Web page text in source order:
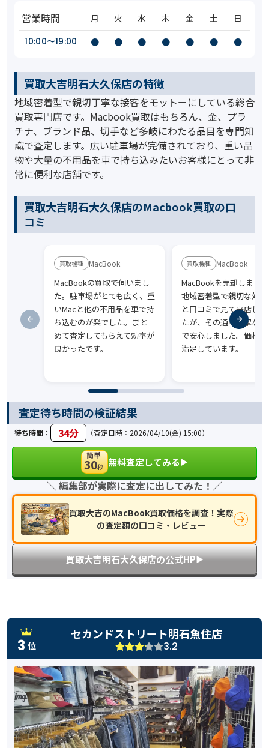
営業時間 月 火 水 木 金 土
日
10:00〜19:00
● ● ● ● ● ● ●
買取大吉明石大久保店の特徴
地域密着型で親切丁寧な接客をモットーにしている総合
買取専門店です。Macbook買取はもちろん、金、プラ
チナ、ブランド品、切手など多岐にわたる品目を専門知
識で査定します。広い駐車場が完備されており、重い品
物や大量の不用品を車で持ち込みたいお客様にとって非
常に便利な店舗です。
買取大吉明石大久保店のMacbook買取の口
コミ
MacBook
MacBookの買取で伺いまし
た。駐車場がとても広く、重
いMacと他の不用品を車で持
ち込むのが楽でした。まと
めて査定してもらえて効率が
良かったです。
MacBook
MacBookを売却しまし
地域密着型で親切な対
と口コミで見て来店し
たが、その通り丁寧な
で安心しました。価格
満足しています。
査定待ち時間の検証結果
待ち時間： 34分 （査定日時：2026/04/10(金) 15:00）
簡単
30秒 無料査定してみる▶︎
買取大吉明石大久保店の公式HP▶︎
＼ 編集部が実際に査定に出してみた！／
買取大吉のMacBook買取価格を調査！実際
の査定額の口コミ・レビュー
3 位
セカンドストリート明石魚住店
3.2